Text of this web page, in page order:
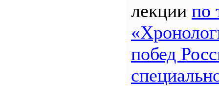
лекции по
побед